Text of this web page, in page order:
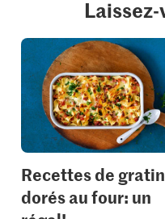
Recettes de
dorés au four: un